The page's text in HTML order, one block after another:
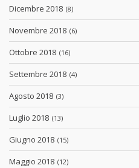
Dicembre 2018 (8)
Novembre 2018 (6)
Ottobre 2018 (16)
Settembre 2018 (4)
Agosto 2018 (3)
Luglio 2018 (13)
Giugno 2018 (15)
Maggio 2018 (12)